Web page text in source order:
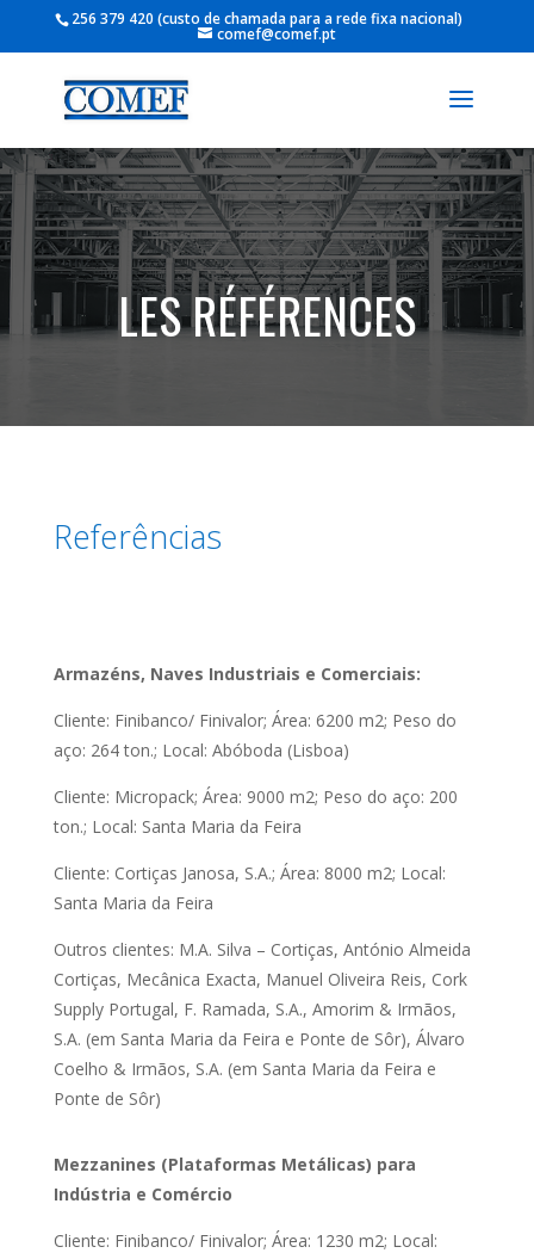
256 379 420
comef@comef.pt
LES RÉFÉRENCES
Referências
Armazéns, Naves Industriais e Comerciais:
Cliente: Finibanco/ Finivalor; Área: 6200 m2; Peso do
aço: 264 ton.; Local: Abóboda (Lisboa)
Cliente: Micropack; Área: 9000 m2; Peso do aço: 200
ton.; Local: Santa Maria da Feira
Cliente: Cortiças Janosa, S.A.; Área: 8000 m2; Local:
Santa Maria da Feira
Outros clientes: M.A. Silva – Cortiças, António Almeida
Cortiças, Mecânica Exacta, Manuel Oliveira Reis, Cork
Supply Portugal, F. Ramada, S.A., Amorim & Irmãos,
S.A. (em Santa Maria da Feira e Ponte de Sôr), Álvaro
Coelho & Irmãos, S.A. (em Santa Maria da Feira e
Ponte de Sôr)
Mezzanines (Plataformas Metálicas) para
Indústria e Comércio
Cliente: Finibanco/ Finivalor; Área: 1230 m2; Local: